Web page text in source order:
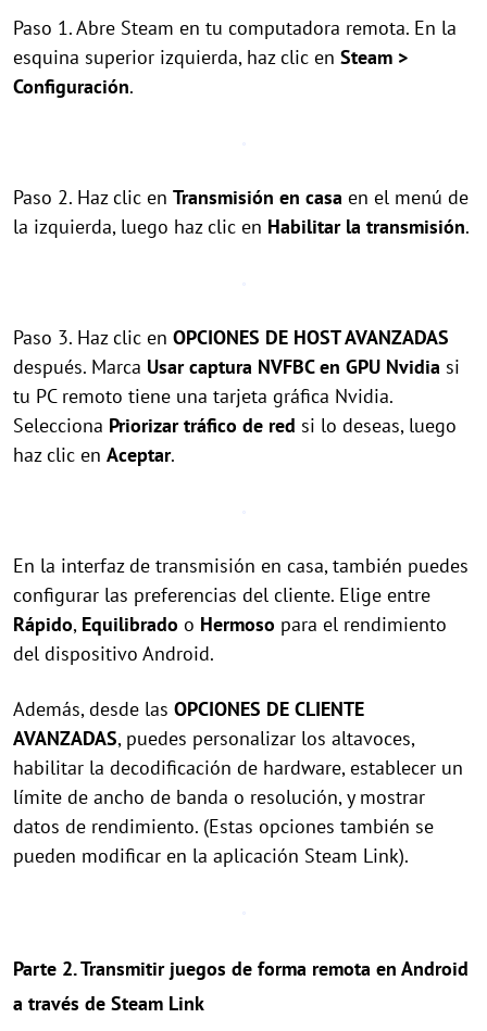
Paso 1. Abre Steam en tu computadora remota. En la
esquina superior izquierda, haz clic en Steam >
Configuración.
Paso 2. Haz clic en Transmisión en casa en el menú de
la izquierda, luego haz clic en Habilitar la transmisión.
Paso 3. Haz clic en OPCIONES DE HOST AVANZADAS
después. Marca Usar captura NVFBC en GPU Nvidia si
tu PC remoto tiene una tarjeta gráfica Nvidia.
Selecciona Priorizar tráfico de red si lo deseas, luego
haz clic en Aceptar.
En la interfaz de transmisión en casa, también puedes
configurar las preferencias del cliente. Elige entre
Rápido, Equilibrado o Hermoso para el rendimiento
del dispositivo Android.
Además, desde las OPCIONES DE CLIENTE
AVANZADAS, puedes personalizar los altavoces,
habilitar la decodificación de hardware, establecer un
límite de ancho de banda o resolución, y mostrar
datos de rendimiento. (Estas opciones también se
pueden modificar en la aplicación Steam Link).
Parte 2. Transmitir juegos de forma remota en Android
a través de Steam Link